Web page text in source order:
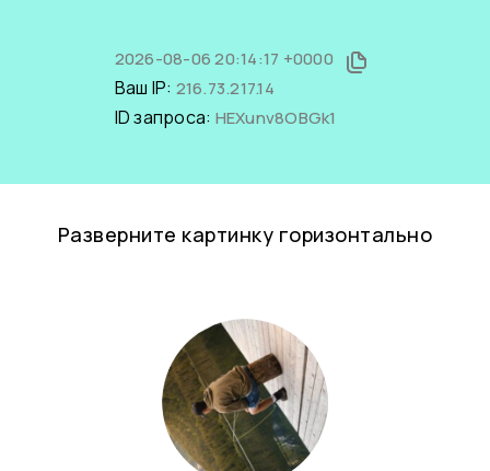
2026-08-06 20:14:17 +0000
Ваш IP: 216.73.217.14
ID запроса: HEXunv8OBGk1
Разверните картинку горизонтально